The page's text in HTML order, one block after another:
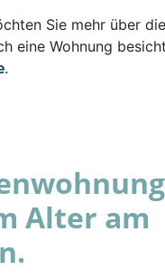
Sie mehr über
eine Wohnung
.
Alter am